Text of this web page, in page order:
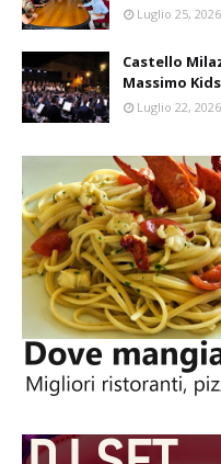
Luglio 25, 2026
Castello
Massimo
Luglio 22, 2026